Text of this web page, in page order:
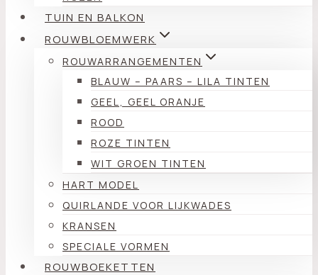
TUIN EN BALKON
ROUWBLOEMWERK
ROUWARRANGEMENTEN
BLAUW – PAARS – LILA TINTEN
GEEL, GEEL ORANJE
ROOD
ROZE TINTEN
WIT GROEN TINTEN
HART MODEL
QUIRLANDE VOOR LIJKWADES
KRANSEN
SPECIALE VORMEN
ROUWBOEKETTEN